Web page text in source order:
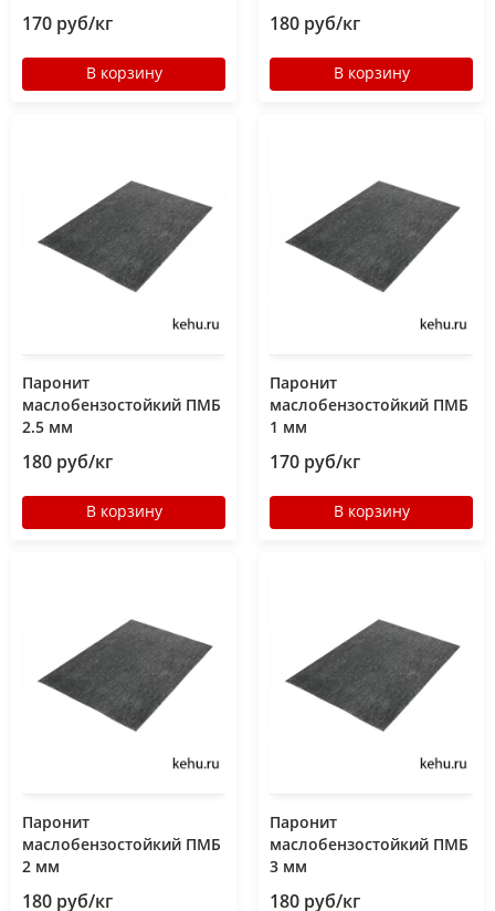
170 руб/кг
В корзину
180 руб/кг
В корзину
Паронит
маслобензостойкий ПМБ
2.5 мм
180 руб/кг
В корзину
Паронит
маслобензостойкий ПМБ
1 мм
170 руб/кг
В корзину
Паронит
маслобензостойкий ПМБ
2 мм
180 руб/кг
Паронит
маслобензостойкий ПМБ
3 мм
180 руб/кг